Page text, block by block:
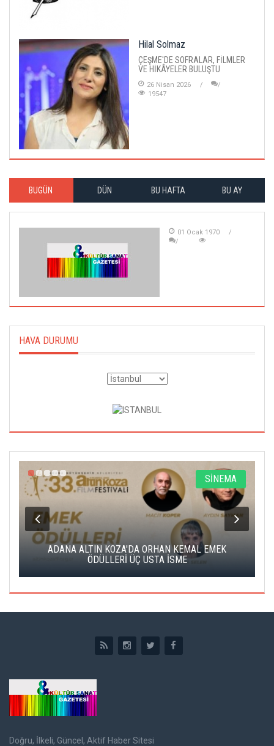
Hilal Solmaz
ÇEŞME'DE SOFRALAR, FİLMLER
VE HİKÂYELER BULUŞTU
26 Nisan 2026
19547
BUGÜN DÜN BU HAFTA BU AY
01 Ocak 1970
HAVA DURUMU
SİNEMA
ADANA ALTIN KOZA'DA ORHAN KEMAL EMEK
ÖDÜLLERİ ÜÇ USTA İSME
Doğru, İlkeli, Güncel, Aktif Haber Sitesi